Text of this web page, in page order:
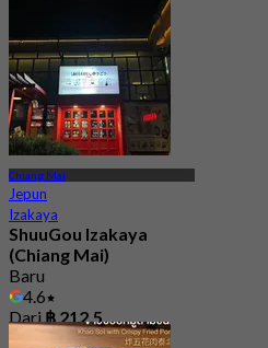
Chiang Mai
Jepun
Izakaya
ShuuGou Izakaya
(Chiang Mai)
Baru
4.6
Dari ฿ 212.5